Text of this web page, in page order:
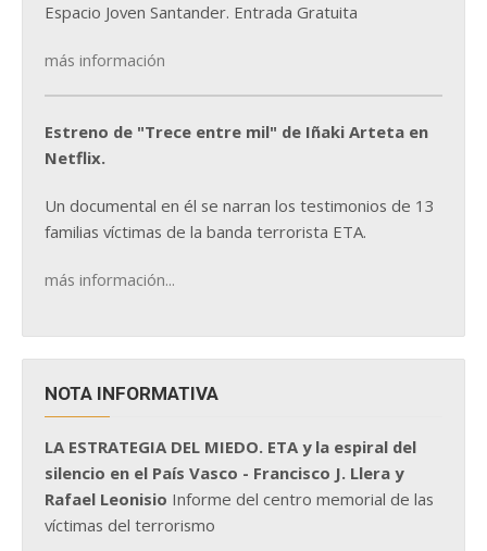
Espacio Joven Santander. Entrada Gratuita
más información
Estreno de "Trece entre mil" de Iñaki Arteta en
Netflix.
Un documental en él se narran los testimonios de 13
familias víctimas de la banda terrorista ETA.
más información...
NOTA INFORMATIVA
LA ESTRATEGIA DEL MIEDO. ETA y la espiral del
silencio en el País Vasco - Francisco J. Llera y
Rafael Leonisio Informe del centro memorial de las
víctimas del terrorismo